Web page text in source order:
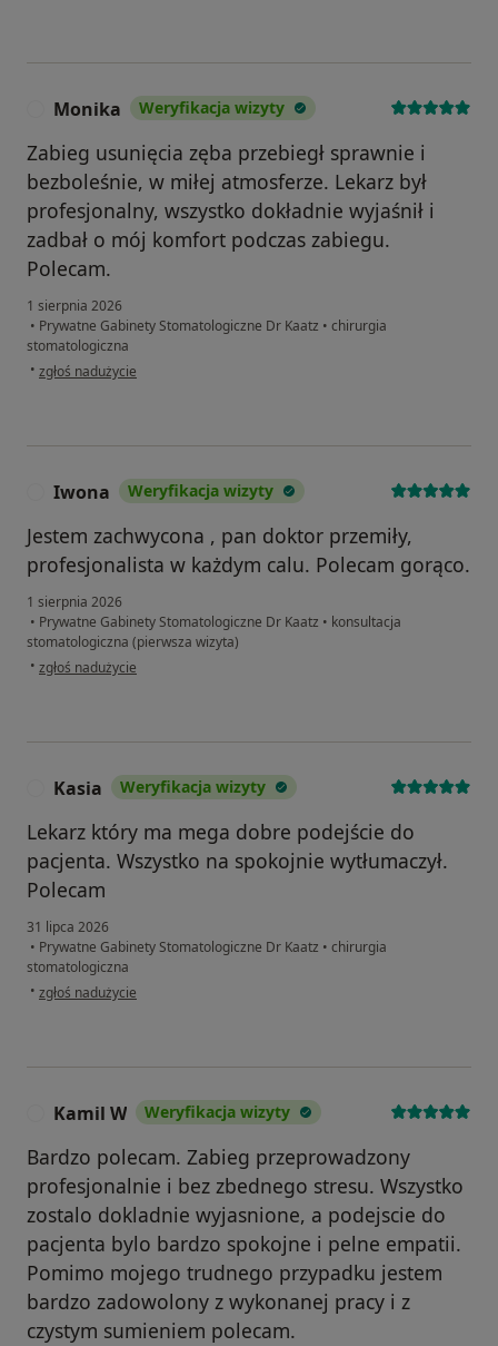
Monika Weryfikacja wizyty
Zabieg usunięcia zęba przebiegł sprawnie i
bezboleśnie, w miłej atmosferze. Lekarz był
profesjonalny, wszystko dokładnie wyjaśnił i
zadbał o mój komfort podczas zabiegu.
Polecam.
1 sierpnia 2026
• Prywatne Gabinety Stomatologiczne Dr Kaatz • chirurgia
stomatologiczna
• w opinii użytkownika Monika
zgłoś nadużycie
Iwona Weryfikacja wizyty
Jestem zachwycona , pan doktor przemiły,
profesjonalista w każdym calu. Polecam gorąco.
1 sierpnia 2026
• Prywatne Gabinety Stomatologiczne Dr Kaatz • konsultacja
stomatologiczna (pierwsza wizyta)
• w opinii użytkownika Iwona
zgłoś nadużycie
Kasia Weryfikacja wizyty
Lekarz który ma mega dobre podejście do
pacjenta. Wszystko na spokojnie wytłumaczył.
Polecam
31 lipca 2026
• Prywatne Gabinety Stomatologiczne Dr Kaatz • chirurgia
stomatologiczna
• w opinii użytkownika Kasia
zgłoś nadużycie
Kamil W Weryfikacja wizyty
Bardzo polecam. Zabieg przeprowadzony
profesjonalnie i bez zbednego stresu. Wszystko
zostalo dokladnie wyjasnione, a podejscie do
pacjenta bylo bardzo spokojne i pelne empatii.
Pomimo mojego trudnego przypadku jestem
bardzo zadowolony z wykonanej pracy i z
czystym sumieniem polecam.